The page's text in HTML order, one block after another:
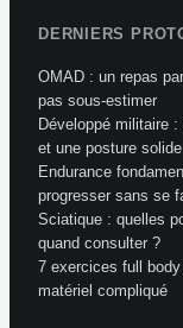
DERNIERS
OMAD : un repas
pas sous-estimer
Développé militaire
et une posture solide
Endurance
progresser sans se
Sciatique : quelles
quand consulter ?
7 exercices full
matériel compliqué